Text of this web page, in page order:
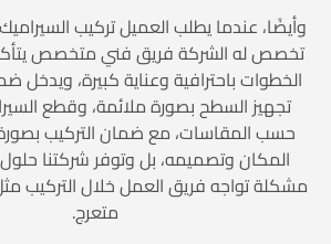
وأيضًا، عندما يطلب العميل تركيب
تخصص له الشركة فريق فني متخصص
الخطوات باحترافية وعناية كبيرة، ويدخل
تجهيز السطح بصورة ملائمة، وقطع
حسب المقاسات، مع ضمان التركيب بصورة
المكان وتصميمه، بل وتوفر شركتنا
مشكلة تواجه فريق العمل خلال التركيب
متعرج.